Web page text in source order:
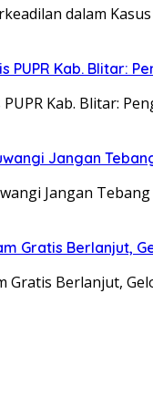
dalam
PUPR Kab. Blitar:
Kab. Blitar:
Jangan
Jangan
Gratis Berlanjut,
Berlanjut,